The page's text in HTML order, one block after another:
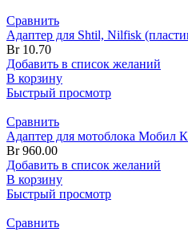
Сравнить
Адаптер для Shtil, Nilfisk
Br10.70
Добавить в список желаний
В корзину
Быстрый просмотр
Сравнить
Адаптер для мотоблока
Br960.00
Добавить в список желаний
В корзину
Быстрый просмотр
Сравнить